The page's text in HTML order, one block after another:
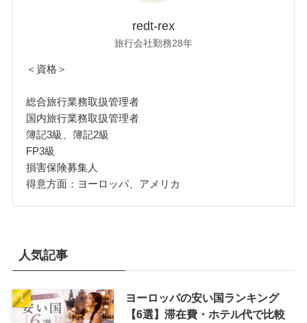
redt-rex
旅行会社勤務28年
＜資格＞
総合旅行業務取扱管理者
国内旅行業務取扱管理者
簿記3級、簿記2級
FP3級
損害保険募集人
得意方面：ヨーロッパ、アメリカ
人気記事
ヨーロッパの安い国ランキング
【6選】滞在費・ホテル代で比較